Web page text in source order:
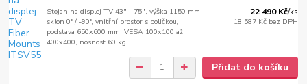
Stojan na displej TV 43" - 75", výška 1150 mm,
sklon 0° / -90°, vnitřní prostor s poličkou,
podstava 650x600 mm, VESA 100x100 až
400x400, nosnost 60 kg
22 490 Kč/ks
18 587 Kč bez DPH
Přidat do košíku